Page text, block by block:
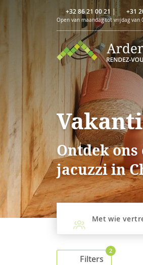
+32 86 21 00 21 | +31
Open van maandag tot vrijdag van
Ontdek
jacuzzi in
Met wie
Filters
2